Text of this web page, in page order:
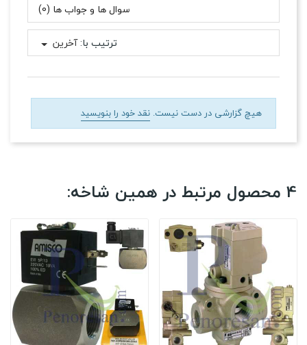
سوال ها و جواب ها (0)
ترتیب با:آخرین
هیچ گزارشی در دست نیست. نقد خود را بنویسید
4 محصول مرتبط در همین شاخه: